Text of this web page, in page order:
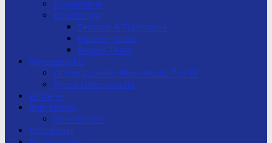
Erwachsene
Bundesliga
Termine & Ergebnisse
Männer-Team
Frauen-Team
Fitnessstudio
Öffnungszeiten Fitnesstudio Top-Fit
Preise Fitnessstudio
Förderer
Impressum
Datenschutz
Stützpunkt